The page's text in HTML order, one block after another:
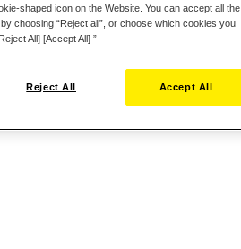
shaped icon on the Website. You can accept all the
choosing “Reject all”, or choose which cookies you
All] [Accept All] ”
Reject All Accept All